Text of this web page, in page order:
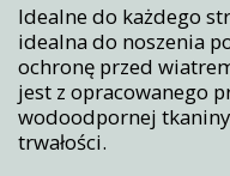
Idealne do każdego
idealna do noszenia
ochronę przed
jest z opracowanego
wodoodpornej
trwałości.